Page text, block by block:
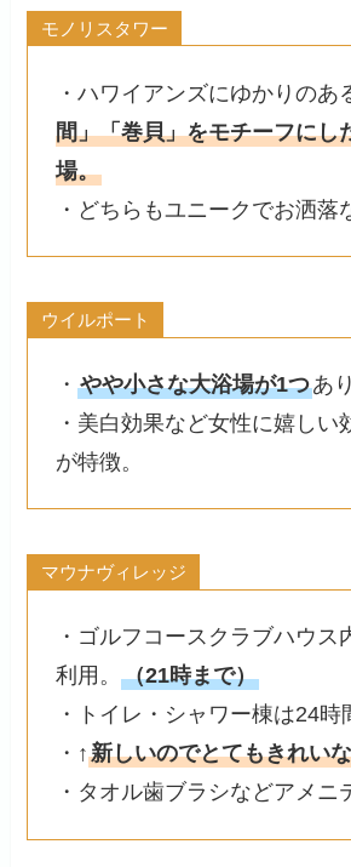
モノリスタワー
・ハワイアンズにゆかりのあ
間」「巻貝」をモチーフにし
場。
・どちらもユニークでお洒落
ウイルポート
・ やや小さな大浴場が1つあ
・美白効果など女性に嬉しい
が特徴。
マウナヴィレッジ
・ゴルフコースクラブハウス
利用。 （21時まで）
・トイレ・シャワー棟は24時
・↑新しいのでとてもきれい
・タオル歯ブラシなどアメニ